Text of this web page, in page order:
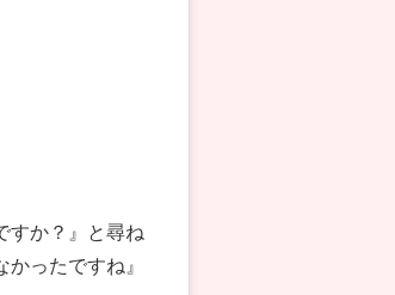
すか？』と尋ね
ったですね』